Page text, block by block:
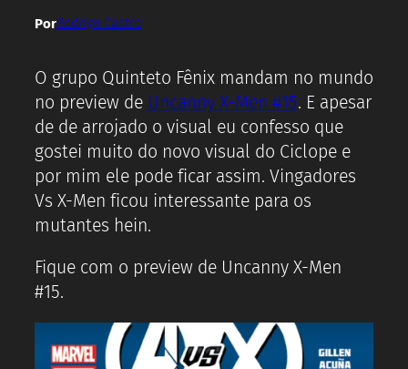
PorRodrigo Castro
O grupo Quinteto Fênix mandam no mundo
no preview de Uncanny X-Men #15. E apesar
de de arrojado o visual eu confesso que
gostei muito do novo visual do Ciclope e
por mim ele pode ficar assim. Vingadores
Vs X-Men ficou interessante para os
mutantes hein.
Fique com o preview de Uncanny X-Men
#15.